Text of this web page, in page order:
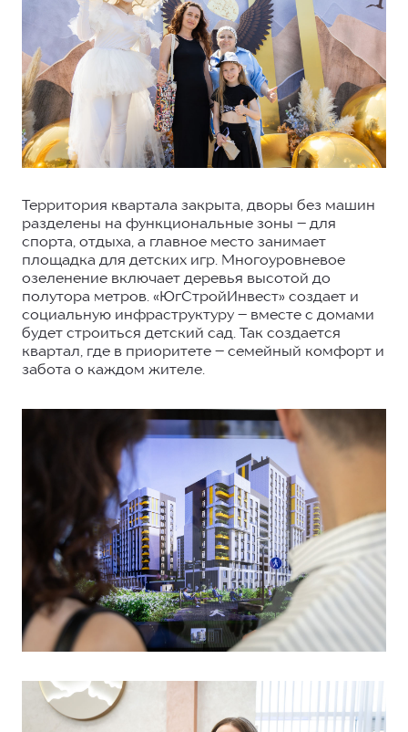
Территория квартала закрыта, дворы без машин
разделены на функциональные зоны – для
спорта, отдыха, а главное место занимает
площадка для детских игр. Многоуровневое
озеленение включает деревья высотой до
полутора метров. «ЮгСтройИнвест» создает и
социальную инфраструктуру – вместе с домами
будет строиться детский сад. Так создается
квартал, где в приоритете – семейный комфорт и
забота о каждом жителе.